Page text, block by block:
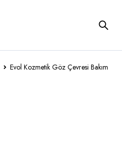
Evol Kozmetik Göz Çevresi Bakım